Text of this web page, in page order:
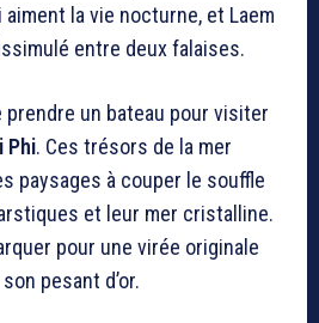
la vie nocturne, et Laem
entre deux falaises.
prendre un bateau pour visiter
Phi. Ces trésors de la mer
paysages à couper le souffle
et leur mer cristalline.
pour une virée originale
pesant d’or.